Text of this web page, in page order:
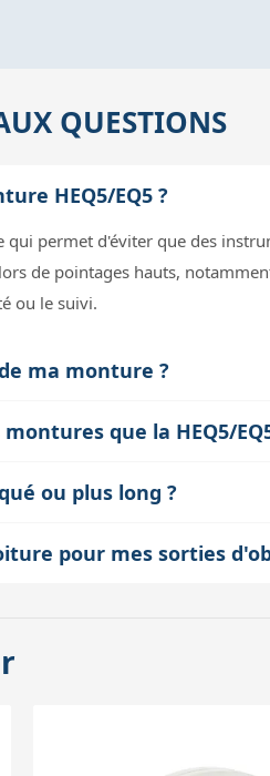
QUESTIONS
HEQ5/EQ5 ?
permet d'éviter que des
de pointages hauts,
ou le suivi.
ma monture ?
monte aussi, ce qui
poids d'équilibrage précis et de
que la HEQ5/
pas garantie, car les
ou plus long ?
En revanche, elle ajoute
pour mes sorties
lors du transport.